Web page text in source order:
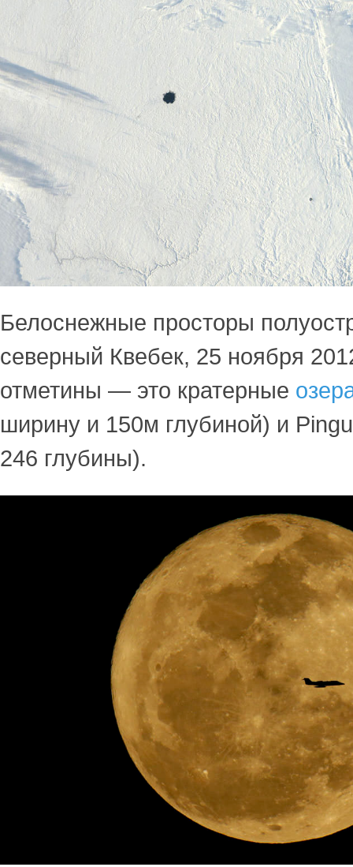
Белоснежные просторы
северный Квебек, 25 ноября
отметины — это кратерные
ширину и 150м глубиной) и
246 глубины).